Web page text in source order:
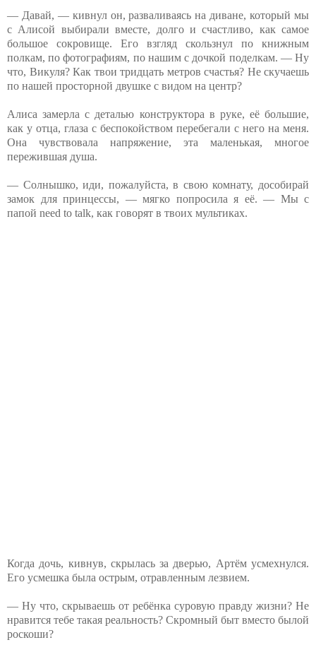
— Давай, — кивнул он, разваливаясь на диване, который мы
с Алисой выбирали вместе, долго и счастливо, как самое
большое сокровище. Его взгляд скользнул по книжным
полкам, по фотографиям, по нашим с дочкой поделкам. — Ну
что, Викуля? Как твои тридцать метров счастья? Не скучаешь
по нашей просторной двушке с видом на центр?
Алиса замерла с деталью конструктора в руке, её большие,
как у отца, глаза с беспокойством перебегали с него на меня.
Она чувствовала напряжение, эта маленькая, многое
пережившая душа.
— Солнышко, иди, пожалуйста, в свою комнату, дособирай
замок для принцессы, — мягко попросила я её. — Мы с
папой need to talk, как говорят в твоих мультиках.
Когда дочь, кивнув, скрылась за дверью, Артём усмехнулся.
Его усмешка была острым, отравленным лезвием.
— Ну что, скрываешь от ребёнка суровую правду жизни? Не
нравится тебе такая реальность? Скромный быт вместо былой
роскоши?